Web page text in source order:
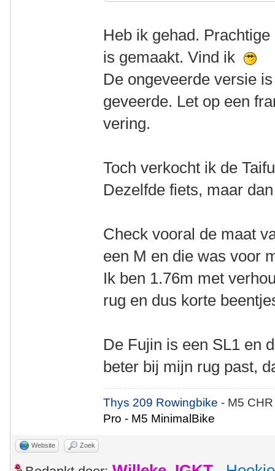
Heb ik gehad.
is gemaakt. Vind ik
De ongeveerde versie
geveerde. Let op een
vering.
Toch verkocht ik de
Dezelfde fiets, maar
Check vooral de maat
een M en die was voor
Ik ben 1.76m met
rug en dus korte
De Fujin is een SL1 en
beter bij mijn rug past,
Thys 209 Rowingbike- M5
Pro - M5 MinimalBike
Website Zoek